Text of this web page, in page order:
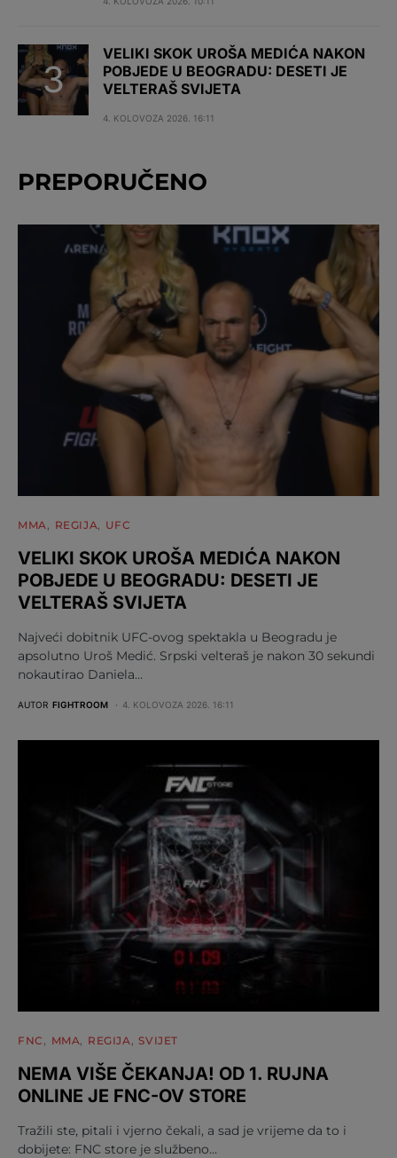
VELIKI SKOK UROŠA MEDIĆA NAKON
POBJEDE U BEOGRADU: DESETI JE
VELTERAŠ SVIJETA
4. KOLOVOZA 2026. 16:11
PREPORUČENO
MMA REGIJA UFC
VELIKI SKOK UROŠA MEDIĆA NAKON
POBJEDE U BEOGRADU: DESETI JE
VELTERAŠ SVIJETA
Najveći dobitnik UFC-ovog spektakla u Beogradu je
apsolutno Uroš Medić. Srpski velteraš je nakon 30 sekundi
nokautirao Daniela…
AUTOR FIGHTROOM 4. KOLOVOZA 2026. 16:11
FNC MMA REGIJA SVIJET
NEMA VIŠE ČEKANJA! OD 1. RUJNA
ONLINE JE FNC-OV STORE
Tražili ste, pitali i vjerno čekali, a sad je vrijeme da to i
dobijete: FNC store je službeno…